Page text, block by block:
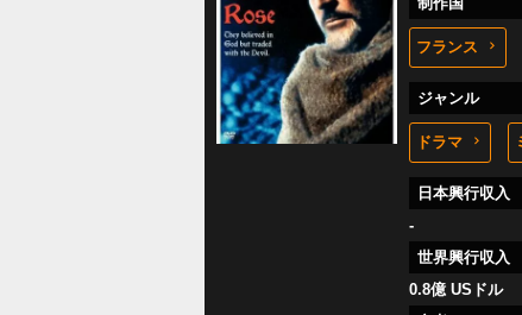
フランス
ジャンル
ドラマ
日本興行収入
-
世界興行収入
0.8億 USドル